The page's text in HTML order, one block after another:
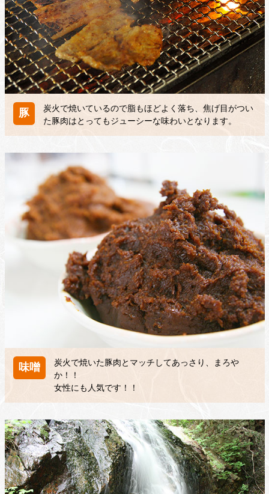
豚
炭火で焼いているので脂もほどよく落ち、焦げ目がつい
た豚肉はとってもジューシーな味わいとなります。
味噌
炭火で焼いた豚肉とマッチしてあっさり、まろや
か！！
女性にも人気です！！